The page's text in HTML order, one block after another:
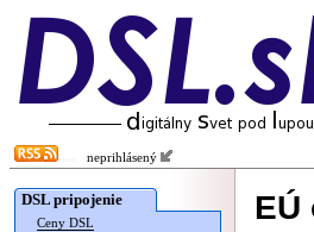
neprihlásený
DSL pripojenie
Ceny DSL
EÚ